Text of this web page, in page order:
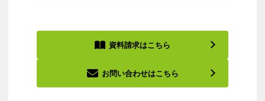
資料請求はこちら
お問い合わせはこちら